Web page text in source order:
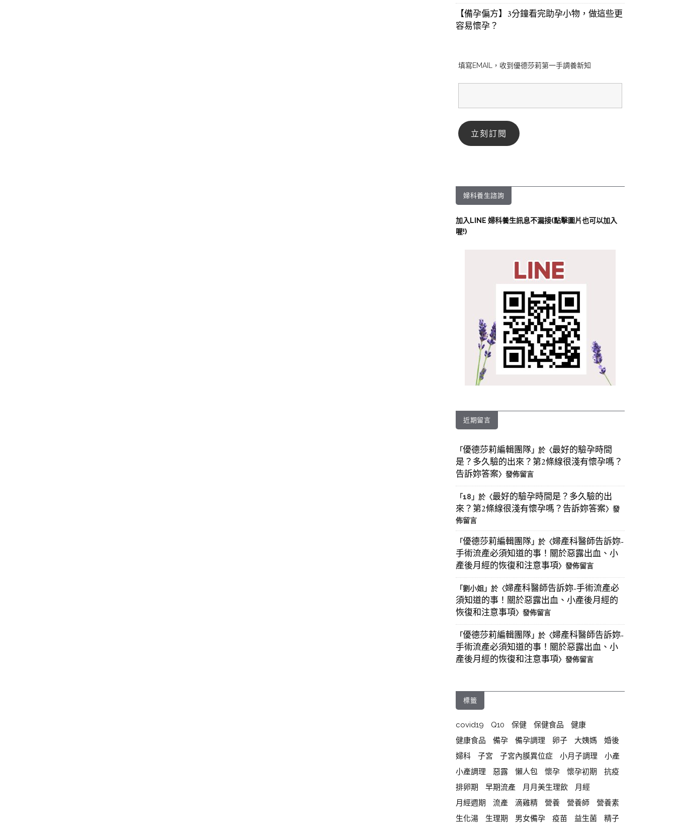
【備孕偏方】3分鐘看完助孕小物，做這些更
容易懷孕？
填寫EMAIL，收到優德莎莉第一手調養新知
婦科養生諮詢
加入LINE 婦科養生訊息不漏接(點擊圖片也可以加入
喔!)
近期留言
「優德莎莉編輯團隊」於〈最好的驗孕時間
是？多久驗的出來？第2條線很淺有懷孕嗎？
告訴妳答案〉發佈留言
「18 」於〈最好的驗孕時間是？多久驗的出
來？第2條線很淺有懷孕嗎？告訴妳答案〉發
佈留言
「優德莎莉編輯團隊」於〈婦產科醫師告訴妳-
手術流產必須知道的事！關於惡露出血、小
產後月經的恢復和注意事項〉發佈留言
「劉小姐 」於〈婦產科醫師告訴妳-手術流產必
須知道的事！關於惡露出血、小產後月經的
恢復和注意事項〉發佈留言
「優德莎莉編輯團隊」於〈婦產科醫師告訴妳-
手術流產必須知道的事！關於惡露出血、小
產後月經的恢復和注意事項〉發佈留言
標籤
covid19 Q10 保健 保健食品
健康
健康食品
備孕 備孕調理 卵子 大姨媽
婚後
婦科
子宮 子宮內膜異位症 小月子調理
小產
小產調理
惡露 懶人包 懷孕 懷孕初期
抗疫
排卵期
早期流產 月月美生理飲
月經
月經週期
流產 滴雞精 營養 營養師
營養素
生化湯
生理期 男女備孕 疫苗 益生菌 精子